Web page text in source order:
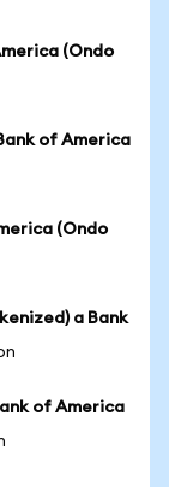
(Ondo
of America
(Ondo
a Bank
of America